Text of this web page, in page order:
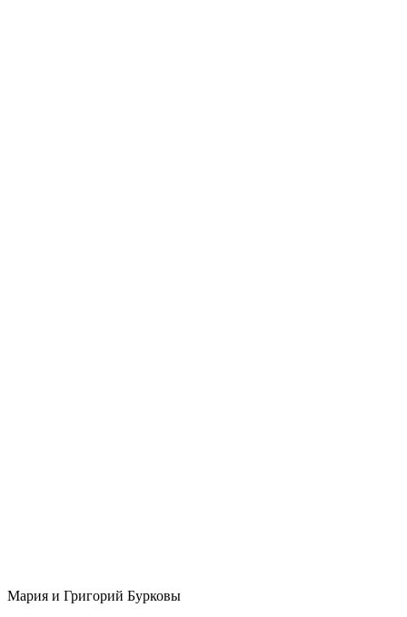
Мария и Григорий Бурковы